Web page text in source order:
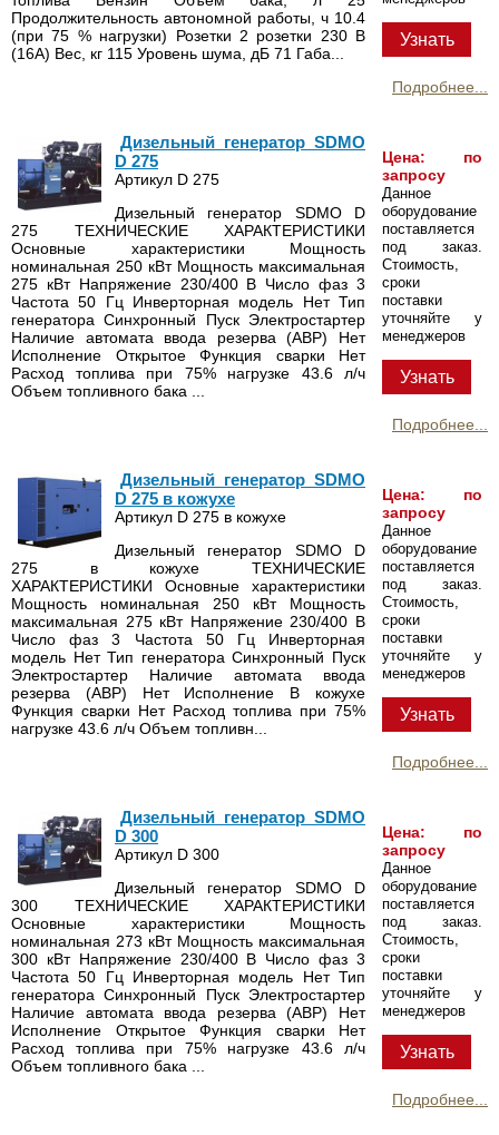
Узнать
Продолжительность автономной работы, ч 10.4
(при 75 % нагрузки) Розетки 2 розетки 230 В
(16A) Вес, кг 115 Уровень шума, дБ 71 Габа...
Подробнее...
Цена: по
запросу
Данное
оборудование
поставляется
под заказ.
Стоимость,
сроки
поставки
уточняйте у
менеджеров
Узнать
Дизельный генератор SDMO
D 275
Артикул D 275
Дизельный генератор SDMO D
275 ТЕХНИЧЕСКИЕ ХАРАКТЕРИСТИКИ
Основные характеристики Мощность
номинальная 250 кВт Мощность максимальная
275 кВт Напряжение 230/400 В Число фаз 3
Частота 50 Гц Инверторная модель Нет Тип
генератора Синхронный Пуск Электростартер
Наличие автомата ввода резерва (АВР) Нет
Исполнение Открытое Функция сварки Нет
Расход топлива при 75% нагрузке 43.6 л/ч
Объем топливного бака ...
Подробнее...
Цена: по
запросу
Данное
оборудование
поставляется
под заказ.
Стоимость,
сроки
поставки
уточняйте у
менеджеров
Узнать
Дизельный генератор SDMO
D 275 в кожухе
Артикул D 275 в кожухе
Дизельный генератор SDMO D
275 в кожухе ТЕХНИЧЕСКИЕ
ХАРАКТЕРИСТИКИ Основные характеристики
Мощность номинальная 250 кВт Мощность
максимальная 275 кВт Напряжение 230/400 В
Число фаз 3 Частота 50 Гц Инверторная
модель Нет Тип генератора Синхронный Пуск
Электростартер Наличие автомата ввода
резерва (АВР) Нет Исполнение В кожухе
Функция сварки Нет Расход топлива при 75%
нагрузке 43.6 л/ч Объем топливн...
Подробнее...
Цена: по
запросу
Данное
оборудование
поставляется
под заказ.
Стоимость,
сроки
поставки
уточняйте у
менеджеров
Узнать
Дизельный генератор SDMO
D 300
Артикул D 300
Дизельный генератор SDMO D
300 ТЕХНИЧЕСКИЕ ХАРАКТЕРИСТИКИ
Основные характеристики Мощность
номинальная 273 кВт Мощность максимальная
300 кВт Напряжение 230/400 В Число фаз 3
Частота 50 Гц Инверторная модель Нет Тип
генератора Синхронный Пуск Электростартер
Наличие автомата ввода резерва (АВР) Нет
Исполнение Открытое Функция сварки Нет
Расход топлива при 75% нагрузке 43.6 л/ч
Объем топливного бака ...
Подробнее...